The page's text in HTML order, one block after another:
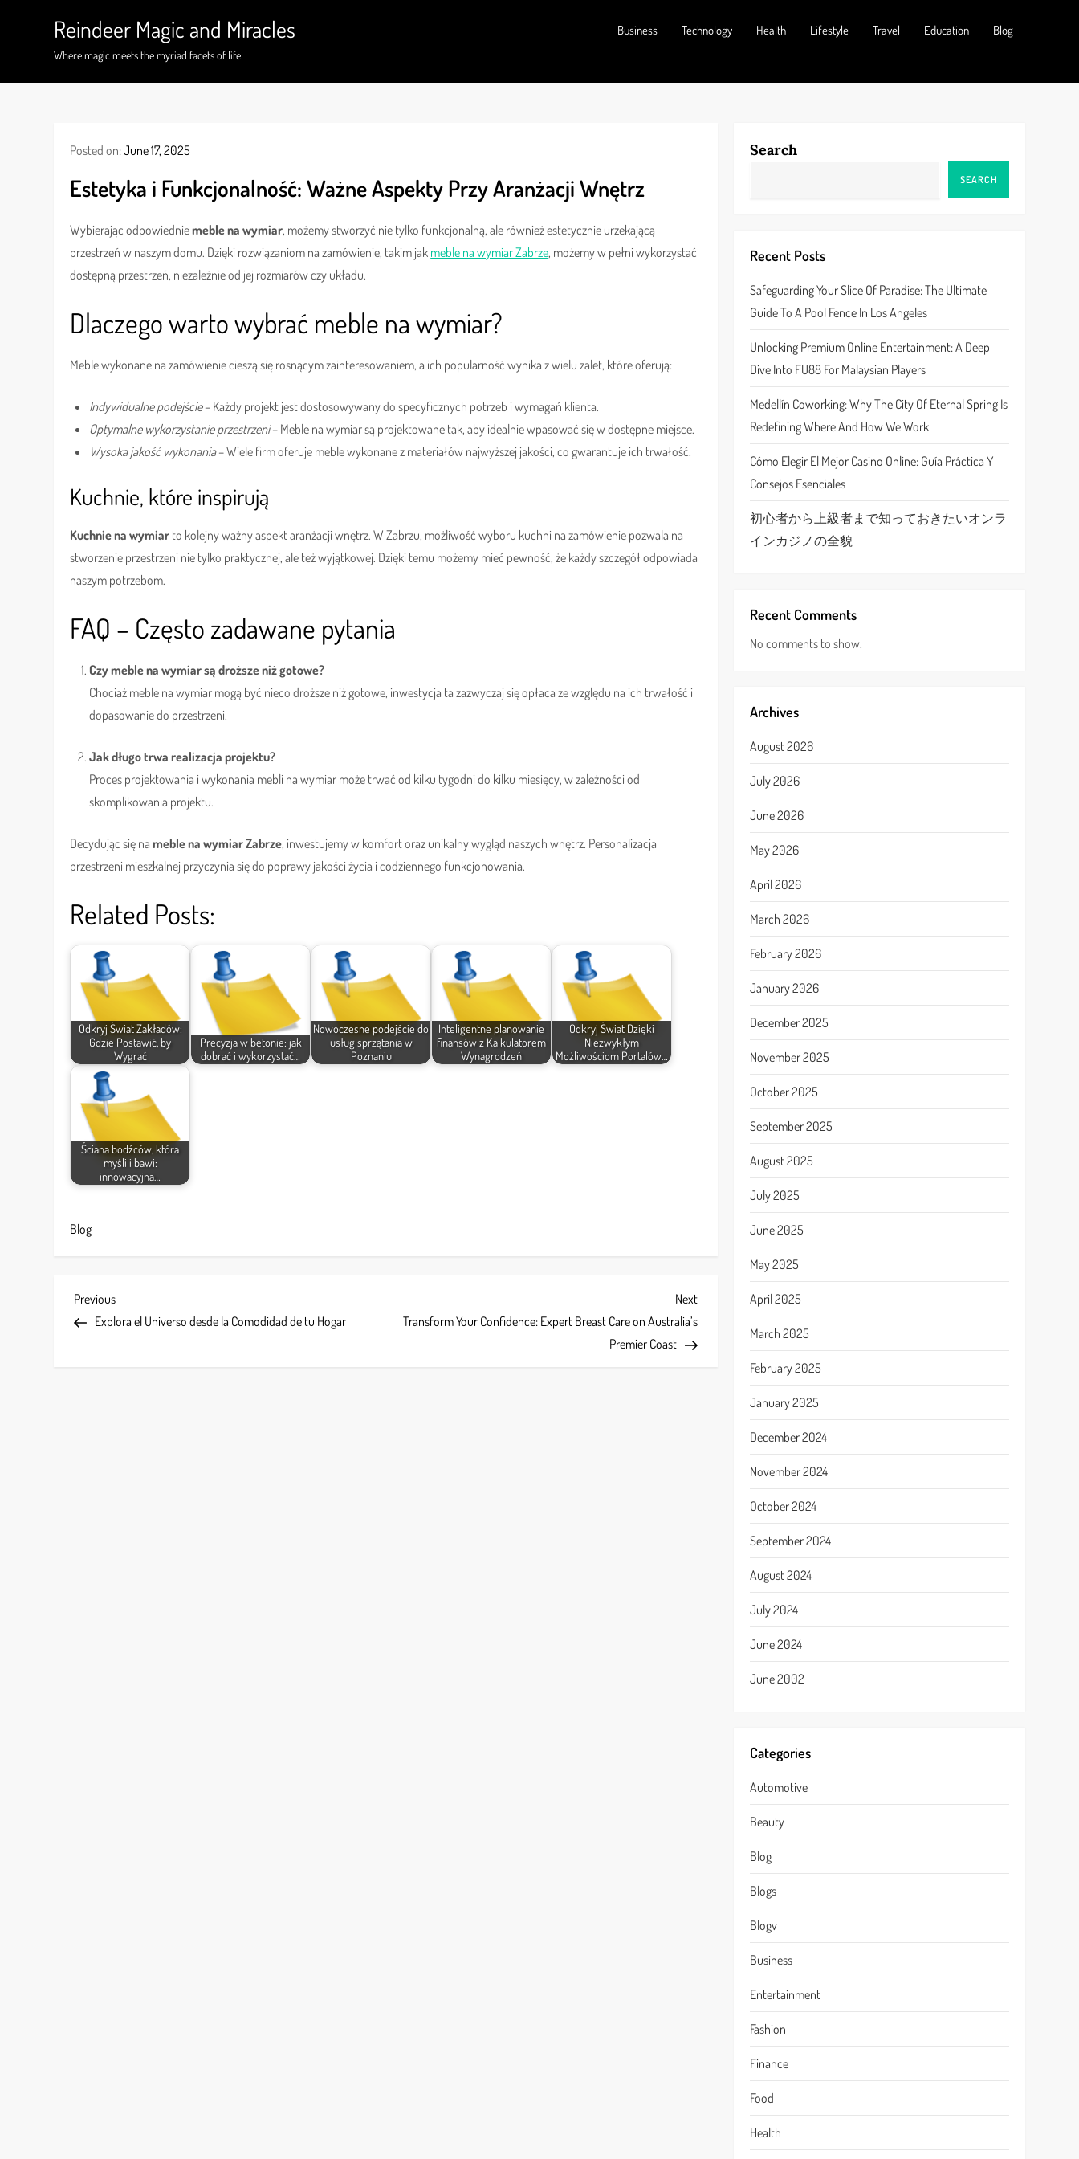
Reindeer Magic and Miracles
Where magic meets the myriad facets of life
Business Technology Health Lifestyle Travel Education Blog
Posted on:June 17, 2025
Estetyka i Funkcjonalność: Ważne Aspekty Przy Aranżacji Wnętrz
Wybierając odpowiedniemeble na wymiar, możemy stworzyć nie tylko funkcjonalną, ale również estetycznie urzekającą
przestrzeń w naszym domu. Dzięki rozwiązaniom na zamówienie, takim jak meble na wymiar Zabrze, możemy w pełni wykorzystać
dostępną przestrzeń, niezależnie od jej rozmiarów czy układu.
Dlaczego warto wybrać meble na wymiar?
Meble wykonane na zamówienie cieszą się rosnącym zainteresowaniem, a ich popularność wynika z wielu zalet, które oferują:
Indywidualne podejście– Każdy projekt jest dostosowywany do specyficznych potrzeb i wymagań klienta.
Optymalne wykorzystanie przestrzeni– Meble na wymiar są projektowane tak, aby idealnie wpasować się w dostępne miejsce.
Wysoka jakość wykonania– Wiele firm oferuje meble wykonane z materiałów najwyższej jakości, co gwarantuje ich trwałość.
Kuchnie, które inspirują
Kuchnie na wymiar to kolejny ważny aspekt aranżacji wnętrz. W Zabrzu, możliwość wyboru kuchni na zamówienie pozwala na
stworzenie przestrzeni nie tylko praktycznej, ale też wyjątkowej. Dzięki temu możemy mieć pewność, że każdy szczegół odpowiada
naszym potrzebom.
FAQ – Często zadawane pytania
Czy meble na wymiar są droższe niż gotowe?
Chociaż meble na wymiar mogą być nieco droższe niż gotowe, inwestycja ta zazwyczaj się opłaca ze względu na ich trwałość i
dopasowanie do przestrzeni.
Jak długo trwa realizacja projektu?
Proces projektowania i wykonania mebli na wymiar może trwać od kilku tygodni do kilku miesięcy, w zależności od
skomplikowania projektu.
Decydując się nameble na wymiar Zabrze, inwestujemy w komfort oraz unikalny wygląd naszych wnętrz. Personalizacja
przestrzeni mieszkalnej przyczynia się do poprawy jakości życia i codziennego funkcjonowania.
Related Posts:
Odkryj Świat Zakładów:
Gdzie Postawić, by
Wygrać
Precyzja w betonie: jak
dobrać i wykorzystać…
Nowoczesne podejście do
usług sprzątania w
Poznaniu
Inteligentne planowanie
finansów z Kalkulatorem
Wynagrodzeń
Odkryj Świat Dzięki
Niezwykłym
Możliwościom Portalów…
Ściana bodźców, która
myśli i bawi:
innowacyjna…
Blog
P
o
Previous
Post
Previous
Explora el Universo desde la Comodidad de tu Hogar
Next
Post
Next
Transform Your Confidence: Expert Breast Care on Australia’s
Premier Coast
Search
SEARCH
Recent Posts
Safeguarding Your Slice Of Paradise: The Ultimate
Guide To A Pool Fence In Los Angeles
Unlocking Premium Online Entertainment: A Deep
Dive Into FU88 For Malaysian Players
Medellín Coworking: Why The City Of Eternal Spring Is
Redefining Where And How We Work
Cómo Elegir El Mejor Casino Online: Guía Práctica Y
Consejos Esenciales
初心者から上級者まで知っておきたいオンラ
インカジノの全貌
Recent Comments
No comments to show.
Archives
August 2026
July 2026
June 2026
May 2026
April 2026
March 2026
February 2026
January 2026
December 2025
November 2025
October 2025
September 2025
August 2025
July 2025
June 2025
May 2025
April 2025
March 2025
February 2025
January 2025
December 2024
November 2024
October 2024
September 2024
August 2024
July 2024
June 2024
June 2002
Categories
Automotive
Beauty
Blog
Blogs
Blogv
Business
Entertainment
Fashion
Finance
Food
Health